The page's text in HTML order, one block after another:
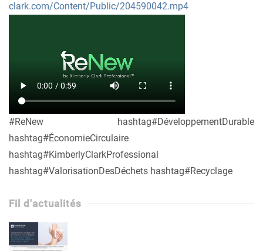
clark.com/Content/Public/204590042.mp4
#ReNew hashtag#DéveloppementDurable
hashtag#ÉconomieCirculaire
hashtag#KimberlyClarkProfessional
hashtag#ValorisationDesDéchets hashtag#Recyclage
Fil d'actualités